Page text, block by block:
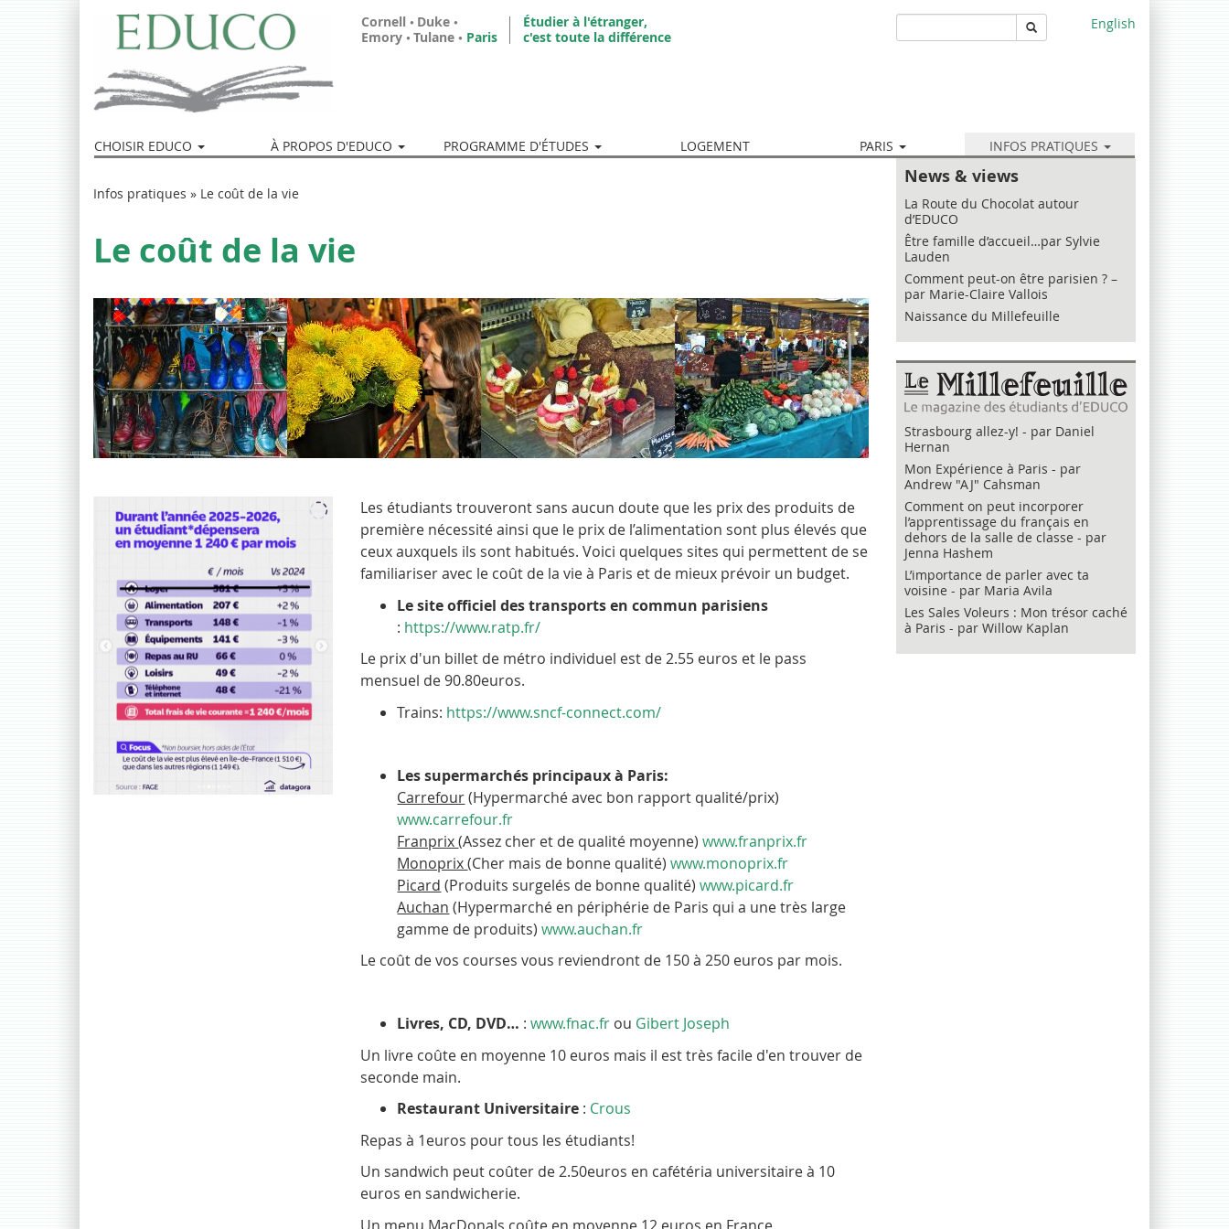
English
Cornell • Duke •
Emory• Tulane • Paris
Étudier à l'étranger,
c'est toute la différence
CHOISIR EDUCO À PROPOS D'EDUCO PROGRAMME D'ÉTUDES LOGEMENT PARIS INFOS PRATIQUES
Vous
ici
Infos pratiques » Le coût de la vie
Le coût de la vie
Les étudiants trouveront sans aucun doute que les prix des produits de
première nécessité ainsi que le prix de l’alimentation sont plus élevés que
ceux auxquels ils sont habitués. Voici quelques sites qui permettent de se
familiariser avec le coût de la vie à Paris et de mieux prévoir un budget.
Le site officiel des transports en commun parisiens
: https://www.ratp.fr/
Le prix d'un billet de métro individuel est de 2.55 euros et le pass
mensuel de 90.80euros.
Trains: https://www.sncf-connect.com/
Les supermarchés principaux à Paris:
Carrefour(Hypermarché avec bon rapport qualité/prix)
www.carrefour.fr
Franprix(Assez cher et de qualité moyenne)www.franprix.fr
Monoprix(Cher mais de bonne qualité)www.monoprix.fr
Picard (Produits surgelés de bonne qualité)www.picard.fr
Auchan (Hypermarché en périphérie de Paris qui a une très large
gamme de produits)www.auchan.fr
Le coût de vos courses vous reviendront de 150 à 250 euros par mois.
Livres, CD, DVD… :www.fnac.fr ou Gibert Joseph
Un livre coûte en moyenne 10 euros mais il est très facile d'en trouver de
seconde main.
Restaurant Universitaire : Crous
Repas à 1euros pour tous les étudiants!
Un sandwich peut coûter de 2.50euros en cafétéria universitaire à 10
euros en sandwicherie.
Un menu MacDonals coûte en moyenne 12 euros en France.
News & views
La Route du Chocolat autour
d’EDUCO
Être famille d’accueil…par Sylvie
Lauden
Comment peut-on être parisien ? –
par Marie-Claire Vallois
Naissance du Millefeuille
Strasbourg allez-y! - par Daniel
Hernan
Mon Expérience à Paris - par
Andrew "AJ" Cahsman
Comment on peut incorporer
l’apprentissage du français en
dehors de la salle de classe - par
Jenna Hashem
L’importance de parler avec ta
voisine - par Maria Avila
Les Sales Voleurs : Mon trésor caché
à Paris - par Willow Kaplan